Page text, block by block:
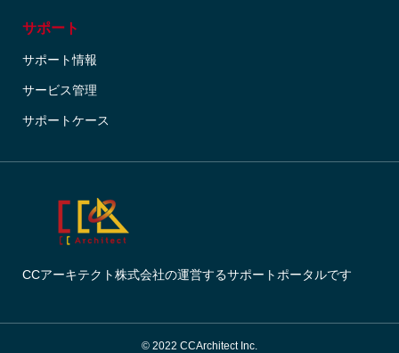
サポート
サポート情報
サービス管理
サポートケース
CCアーキテクト株式会社の運営するサポートポータルです
© 2022 CCArchitect Inc.